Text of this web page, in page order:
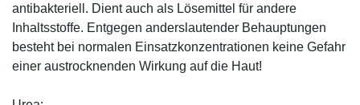
antibakteriell. Dient auch als Lösemittel für andere
Inhaltsstoffe. Entgegen anderslautender Behauptungen
besteht bei normalen Einsatzkonzentrationen keine Gefahr
einer austrocknenden Wirkung auf die Haut!